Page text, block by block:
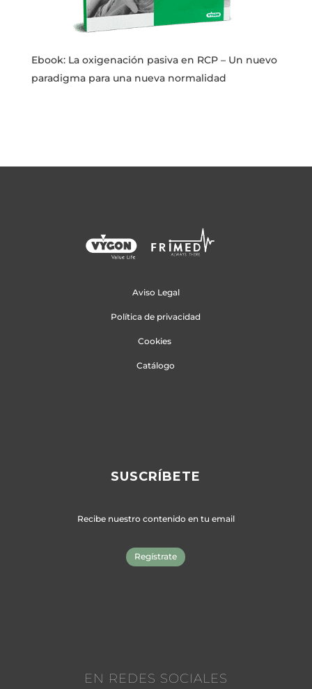
Ebook: La oxigenación pasiva en RCP – Un nuevo
paradigma para una nueva normalidad
Aviso Legal
Política de privacidad
Cookies
Catálogo
SUSCRÍBETE
Recibe nuestro contenido en tu email
Regístrate
EN REDES SOCIALES